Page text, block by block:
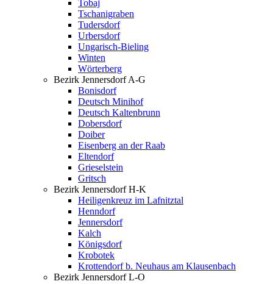
Tobaj
Tschanigraben
Tudersdorf
Urbersdorf
Ungarisch-Bieling
Winten
Wörterberg
Bezirk Jennersdorf A-G
Bonisdorf
Deutsch Minihof
Deutsch Kaltenbrunn
Dobersdorf
Doiber
Eisenberg an der Raab
Eltendorf
Grieselstein
Gritsch
Bezirk Jennersdorf H-K
Heiligenkreuz im Lafnitztal
Henndorf
Jennersdorf
Kalch
Königsdorf
Krobotek
Krottendorf b. Neuhaus am Klausenbach
Bezirk Jennersdorf L-O